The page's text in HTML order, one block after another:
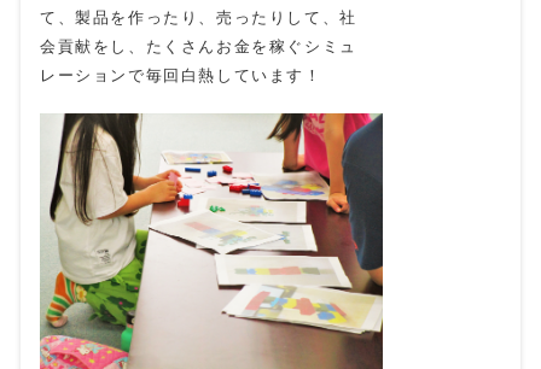
て、製品を作ったり、売ったりして、社
会貢献をし、たくさんお金を稼ぐシミュ
レーションで毎回白熱しています！